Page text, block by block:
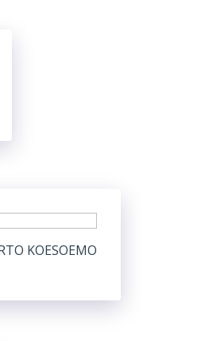
KOESOEMO